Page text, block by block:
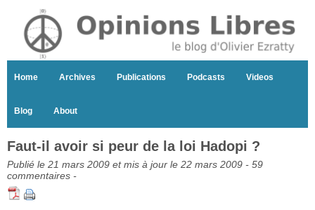
Home Archives Publications Podcasts Videos
Blog About
Faut-il avoir si peur de la loi Hadopi ?
Publié le 21 mars 2009 et mis à jour le 22 mars 2009 - 59
commentaires -